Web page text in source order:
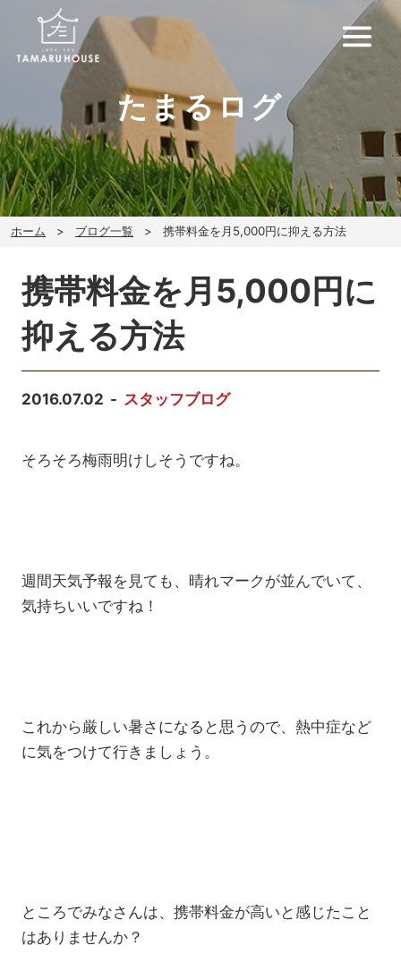
たまるログ
ホーム ブログ一覧 携帯料金を月5,000円に抑える方法
携帯料金を月5,000円に
抑える方法
2016.07.02 スタッフブログ
そろそろ梅雨明けしそうですね。
週間天気予報を見ても、晴れマークが並んでいて、
気持ちいいですね！
これから厳しい暑さになると思うので、熱中症など
に気をつけて行きましょう。
ところでみなさんは、携帯料金が高いと感じたこと
はありませんか？